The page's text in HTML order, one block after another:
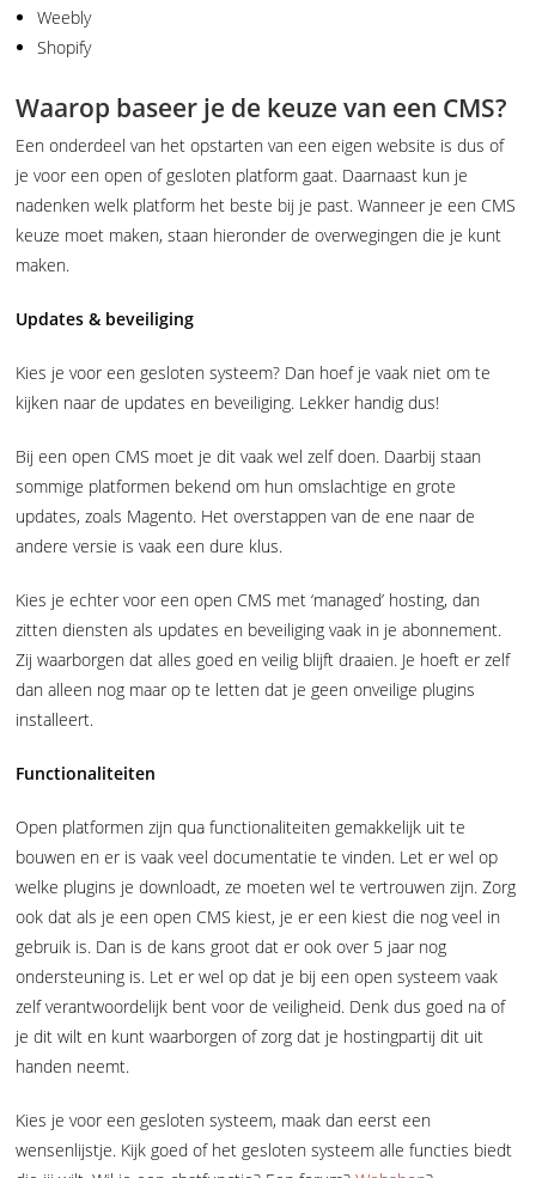
Weebly
Shopify
Waarop baseer je de keuze van een CMS?
Een onderdeel van het opstarten van een eigen website is dus of
je voor een open of gesloten platform gaat. Daarnaast kun je
nadenken welk platform het beste bij je past. Wanneer je een CMS
keuze moet maken, staan hieronder de overwegingen die je kunt
maken.
Updates & beveiliging
Kies je voor een gesloten systeem? Dan hoef je vaak niet om te
kijken naar de updates en beveiliging. Lekker handig dus!
Bij een open CMS moet je dit vaak wel zelf doen. Daarbij staan
sommige platformen bekend om hun omslachtige en grote
updates, zoals Magento. Het overstappen van de ene naar de
andere versie is vaak een dure klus.
Kies je echter voor een open CMS met ‘managed’ hosting, dan
zitten diensten als updates en beveiliging vaak in je abonnement.
Zij waarborgen dat alles goed en veilig blijft draaien. Je hoeft er zelf
dan alleen nog maar op te letten dat je geen onveilige plugins
installeert.
Functionaliteiten
Open platformen zijn qua functionaliteiten gemakkelijk uit te
bouwen en er is vaak veel documentatie te vinden. Let er wel op
welke plugins je downloadt, ze moeten wel te vertrouwen zijn. Zorg
ook dat als je een open CMS kiest, je er een kiest die nog veel in
gebruik is. Dan is de kans groot dat er ook over 5 jaar nog
ondersteuning is. Let er wel op dat je bij een open systeem vaak
zelf verantwoordelijk bent voor de veiligheid. Denk dus goed na of
je dit wilt en kunt waarborgen of zorg dat je hostingpartij dit uit
handen neemt.
Kies je voor een gesloten systeem, maak dan eerst een
wensenlijstje. Kijk goed of het gesloten systeem alle functies biedt